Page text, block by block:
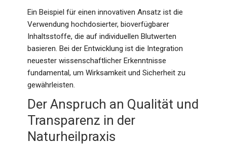
Ein Beispiel für einen innovativen Ansatz ist die
Verwendung hochdosierter, bioverfügbarer
Inhaltsstoffe, die auf individuellen Blutwerten
basieren. Bei der Entwicklung ist die Integration
neuester wissenschaftlicher Erkenntnisse
fundamental, um Wirksamkeit und Sicherheit zu
gewährleisten.
Der Anspruch an Qualität und
Transparenz in der
Naturheilpraxis